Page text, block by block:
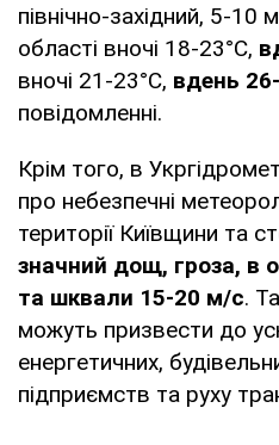
північно-західний, 5-
області вночі 18-23°С,
вночі 21-23°С, вдень
повідомленні.
Крім того, в
про небезпечні
території Київщини та
значний дощ, гроза, в
та шквали 15-20 м/с.
можуть призвести до
енергетичних,
підприємств та руху